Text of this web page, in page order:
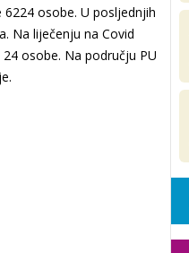
osobe. U posljednjih
Na liječenju na Covid
osobe. Na području PU